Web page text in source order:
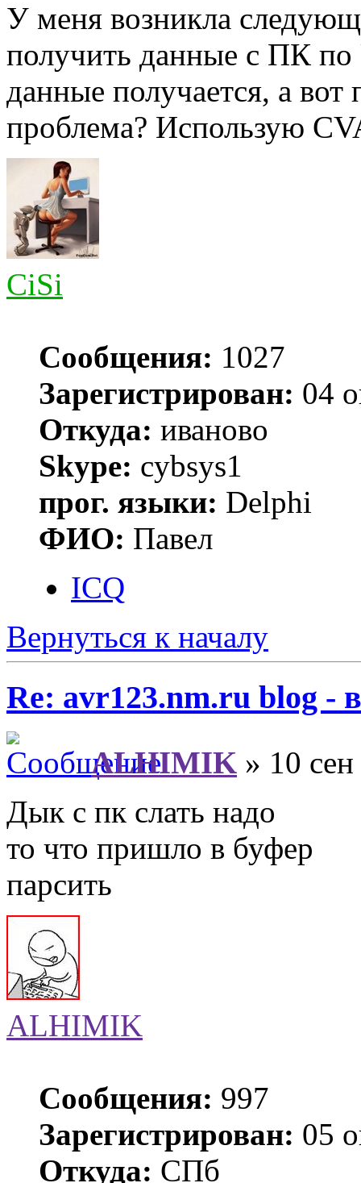
У меня возникла
получить данные с ПК по
данные получается, а вот
проблема? Использую
CiSi
Сообщения: 1027
Зарегистрирован: 04
Откуда: иваново
Skype: cybsys1
прог. языки: Delphi
ФИО: Павел
ICQ
Вернуться к началу
Re: avr123.nm.ru blog -
ALHIMIK » 10
Дык с пк слать надо
то что пришло в буфер
парсить
ALHIMIK
Сообщения: 997
Зарегистрирован: 05
Откуда: СПб